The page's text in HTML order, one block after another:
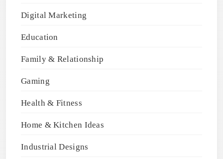
Digital Marketing
Education
Family & Relationship
Gaming
Health & Fitness
Home & Kitchen Ideas
Industrial Designs